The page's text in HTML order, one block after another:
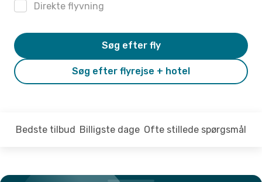
Direkte flyvning
Søg efter flyrejse + hotel
Søg efter fly
Bedste tilbud Billigste dage Ofte stillede spørgsmål